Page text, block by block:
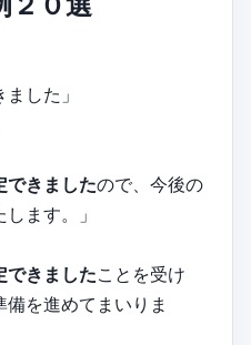
した」
できましたので、今後の
ます。」
できましたことを受け
を進めてまいりま